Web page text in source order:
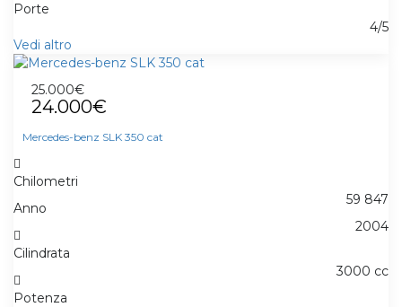
Porte
4/5
Vedi altro
25.000€
24.000€
Mercedes-benz SLK 350 cat
Chilometri
59 847
Anno
2004
Cilindrata
3000 cc
Potenza